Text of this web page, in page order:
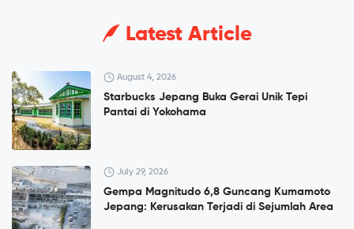
Latest Article
August 4, 2026
Starbucks Jepang Buka Gerai Unik Tepi
Pantai di Yokohama
July 29, 2026
Gempa Magnitudo 6,8 Guncang Kumamoto
Jepang: Kerusakan Terjadi di Sejumlah Area